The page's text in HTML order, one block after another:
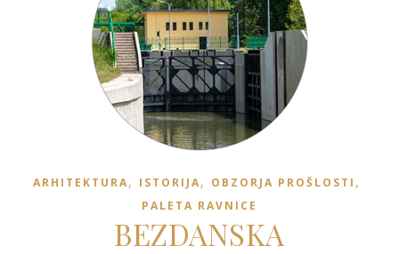
ARHITEKTURA, ISTORIJA, OBZORJA PROŠLOSTI ,
PALETA RAVNICE
BEZDANSKA